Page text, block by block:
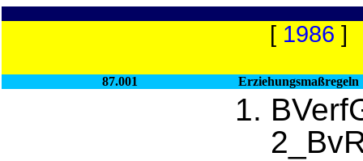
[ 1986
87.001 Erziehungsmaßregeln